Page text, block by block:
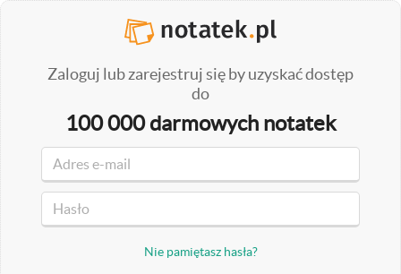
Zaloguj lub zarejestruj się by uzyskać dostęp
do
100 000 darmowych notatek
Nie pamiętasz hasła?